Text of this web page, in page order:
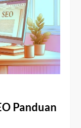
Panduan